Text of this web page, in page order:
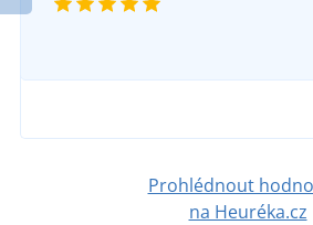
Prohlédnout
na Heuréka.cz